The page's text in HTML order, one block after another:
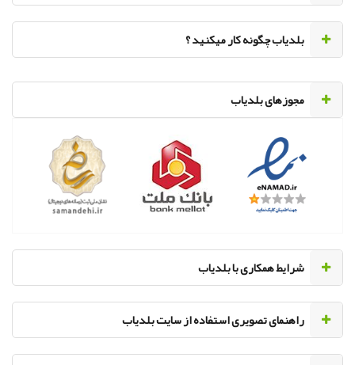
‌بلدیاب چگونه کار میکنید ؟
مجوزهای بلدیاب
‌شرایط همکاری با بلدیاب
راهنمای تصویری استفاده از سایت بلدیاب